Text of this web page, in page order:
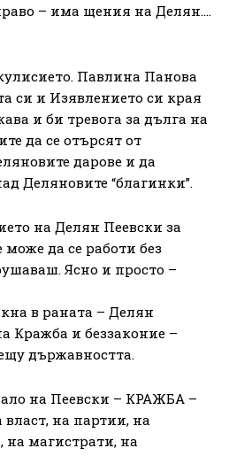
– има щения на Делян….
Павлина Панова
си и Изявлението си края
и би тревога за дълга на
да се отърсят от
дарове и да
Деляновите “благинки”.
на Делян Пеевски за
може да се работи без
Ясно и просто –
в раната – Делян
Кражба и беззаконие –
държавността.
на Пеевски – КРАЖБА –
на партии, на
на магистрати, на